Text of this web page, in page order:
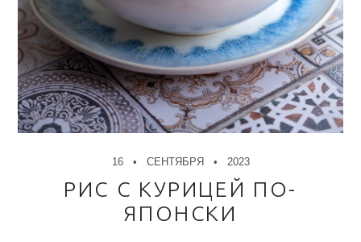
16 СЕНТЯБРЯ 2023
РИС С КУРИЦЕЙ ПО-
ЯПОНСКИ